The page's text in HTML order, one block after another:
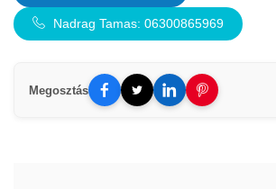
Nadrag Tamas: 06300865969
Megosztás